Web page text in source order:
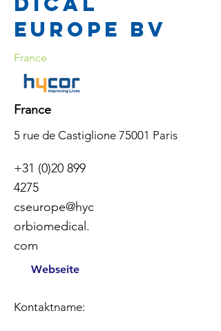
Europe BV
France
France
5 rue de Castiglione 75001 Paris
+31 (0)20 899
4275
cseurope@hyc
orbiomedical.
com
Webseite
Kontaktname: